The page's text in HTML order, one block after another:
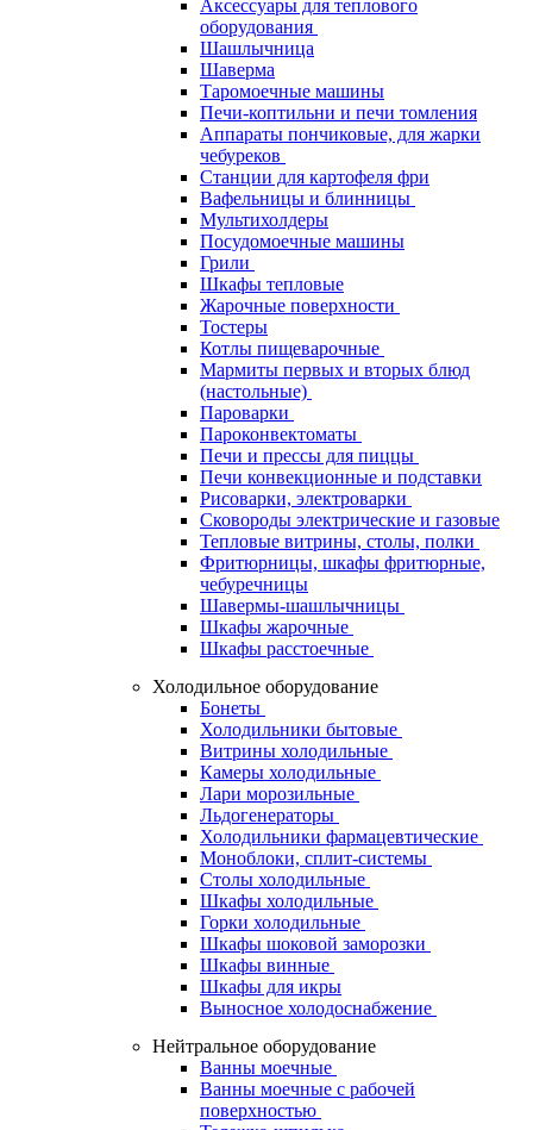
Аксессуары для теплового
оборудования
Шашлычница
Шаверма
Таромоечные машины
Печи-коптильни и печи томления
Аппараты пончиковые, для жарки
чебуреков
Станции для картофеля фри
Вафельницы и блинницы
Мультихолдеры
Посудомоечные машины
Грили
Шкафы тепловые
Жарочные поверхности
Тостеры
Котлы пищеварочные
Мармиты первых и вторых блюд
(настольные)
Пароварки
Пароконвектоматы
Печи и прессы для пиццы
Печи конвекционные и подставки
Рисоварки, электроварки
Сковороды электрические и газовые
Тепловые витрины, столы, полки
Фритюрницы, шкафы фритюрные,
чебуречницы
Шавермы-шашлычницы
Шкафы жарочные
Шкафы расстоечные
Холодильное оборудование
Бонеты
Холодильники бытовые
Витрины холодильные
Камеры холодильные
Лари морозильные
Льдогенераторы
Холодильники фармацевтические
Моноблоки, сплит-системы
Столы холодильные
Шкафы холодильные
Горки холодильные
Шкафы шоковой заморозки
Шкафы винные
Шкафы для икры
Выносное холодоснабжение
Нейтральное оборудование
Ванны моечные
Ванны моечные с рабочей
поверхностью